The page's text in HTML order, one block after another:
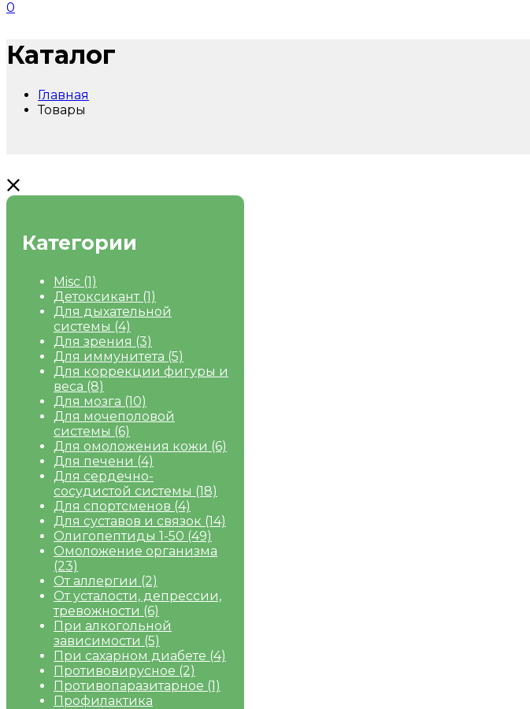
0
Каталог
Главная
Товары
Категории
Misc (1)
Детоксикант (1)
Для дыхательной
системы (4)
Для зрения (3)
Для иммунитета (5)
Для коррекции фигуры и
веса (8)
Для мозга (10)
Для мочеполовой
системы (6)
Для омоложения кожи (6)
Для печени (4)
Для сердечно-
сосудистой системы (18)
Для спортсменов (4)
Для суставов и связок (14)
Олигопептиды 1-50 (49)
Омоложение организма
(23)
От аллергии (2)
От усталости, депрессии,
тревожности (6)
При алкогольной
зависимости (5)
При сахарном диабете (4)
Противовирусное (2)
Противопаразитарное (1)
Профилактика